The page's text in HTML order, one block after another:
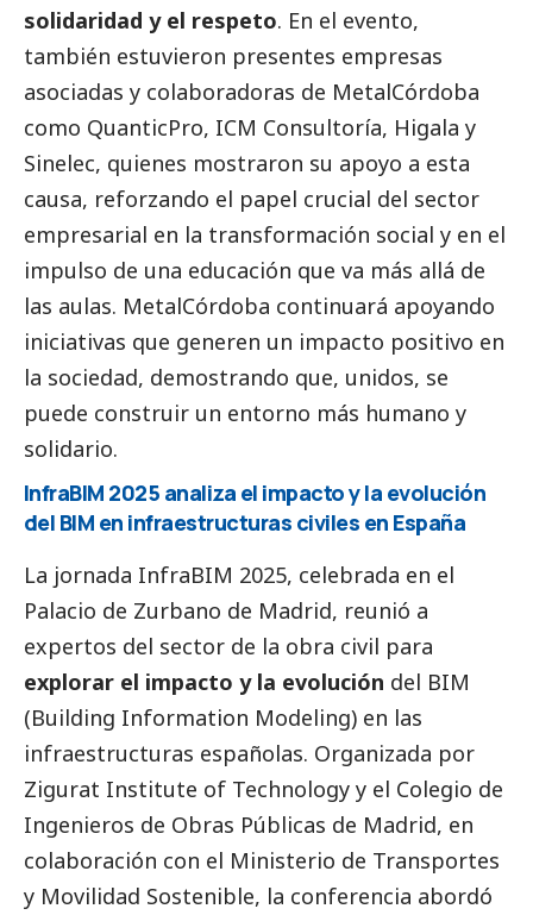
solidaridad y el respeto. En el evento,
también estuvieron presentes empresas
asociadas y colaboradoras de MetalCórdoba
como QuanticPro, ICM Consultoría, Higala y
Sinelec, quienes mostraron su apoyo a esta
causa, reforzando el papel crucial del sector
empresarial en la transformación social y en el
impulso de una educación que va más allá de
las aulas. MetalCórdoba continuará apoyando
iniciativas que generen un impacto positivo en
la sociedad, demostrando que, unidos, se
puede construir un entorno más humano y
solidario.
InfraBIM 2025 analiza el impacto y la evolución
del BIM en infraestructuras civiles en España
La jornada InfraBIM 2025, celebrada en el
Palacio de Zurbano de Madrid, reunió a
expertos del sector de la obra civil para
explorar el impacto y la evolución del BIM
(Building Information Modeling) en las
infraestructuras españolas. Organizada por
Zigurat Institute of Technology y el Colegio de
Ingenieros de Obras Públicas de Madrid, en
colaboración con el Ministerio de Transportes
y Movilidad Sostenible, la conferencia abordó